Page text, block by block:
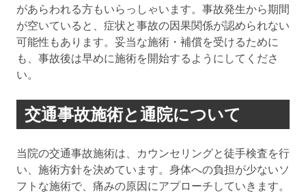
があらわれる方もいらっしゃいます。事故発生から期間
が空いていると、症状と事故の因果関係が認められない
可能性もあります。妥当な施術・補償を受けるために
も、事故後は早めに施術を開始するようにしてくださ
い。
交通事故施術と通院について
当院の交通事故施術は、カウンセリングと徒手検査を行
い、施術方針を決めています。身体への負担が少ないソ
フトな施術で、痛みの原因にアプローチしていきます。